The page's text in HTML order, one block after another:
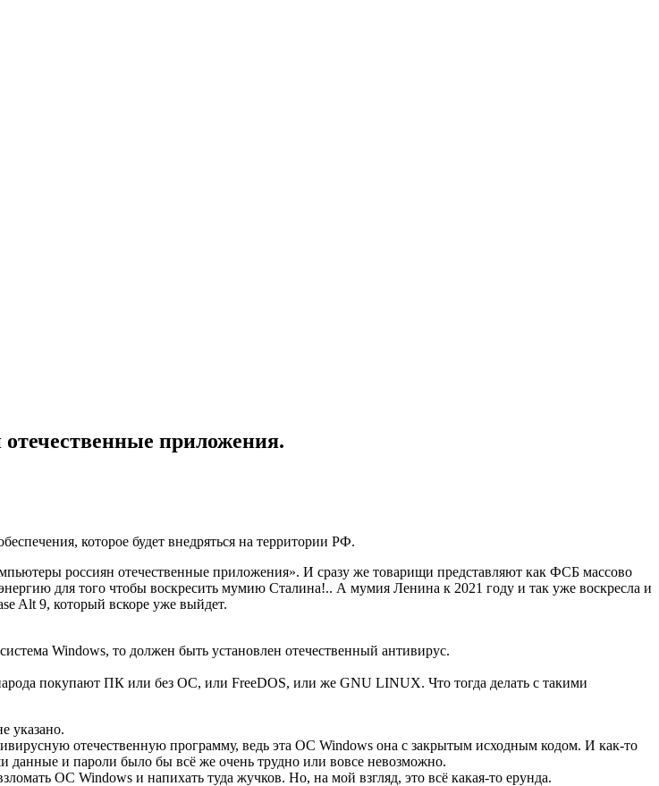
приложения.
которое будет внедряться на территории РФ.
россиян отечественные приложения». И сразу же товарищи представляют как ФСБ массово
для того чтобы воскресить мумию Сталина!.. А мумия Ленина к 2021 году и так уже воскресла и
Alt 9, который вскоре уже выйдет.
Windows, то должен быть установлен отечественный антивирус.
покупают ПК или без ОС, или FreeDOS, или же GNU LINUX. Что тогда делать с такими
указано.
отечественную программу, ведь эта ОС Windows она с закрытым исходным кодом. И как-то
данные и пароли было бы всё же очень трудно или вовсе невозможно.
ОС Windows и напихать туда жучков. Но, на мой взгляд, это всё какая-то ерунда.